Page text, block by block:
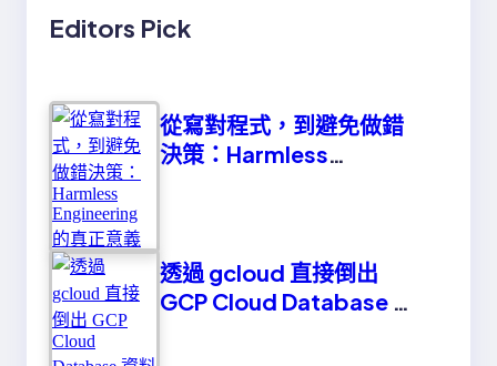
Editors Pick
從寫對程式，到避免做錯
決策：Harmless
透過 gcloud 直接倒出
GCP Cloud Database 資